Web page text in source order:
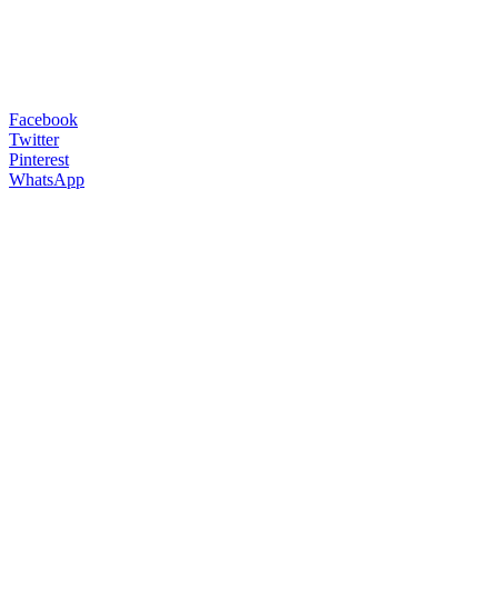
Facebook
Twitter
Pinterest
WhatsApp